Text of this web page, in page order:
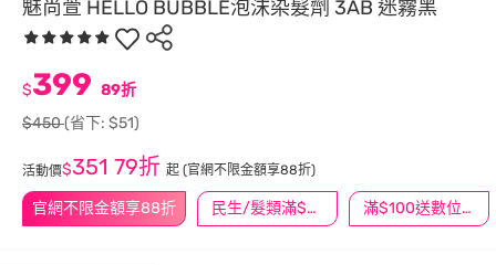
魅尚萱 HELLO BUBBLE泡沫染髮劑 3AB 迷霧黑
官網不限金額享88折 民生/髮類滿$388送舒潔冰巾 滿$100送數位印花
$399 89折
$450(省下: $51)
活動價$351 79折 起 (官網不限金額享88折)